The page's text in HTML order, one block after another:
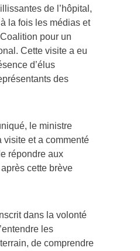
de l’hôpital,
la fois les médias et
pour un
Cette visite a eu
d’élus
des
le ministre
visite et a commenté
répondre aux
cette brève
dans la volonté
les
de comprendre